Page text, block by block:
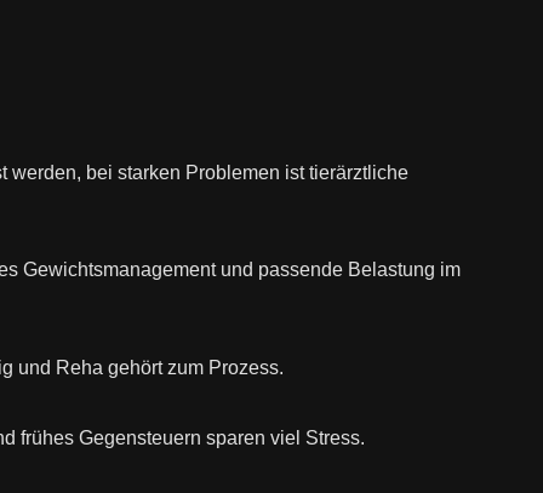
werden, bei starken Problemen ist tierärztliche
Gewichtsmanagement und passende Belastung im
und Reha gehört zum Prozess.
frühes Gegensteuern sparen viel Stress.